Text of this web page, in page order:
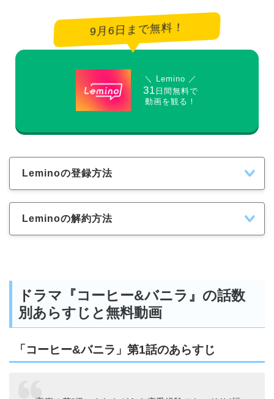
9月6日まで無料！
＼ Lemino ／
31 日間無料で
動画を観る！
Leminoの登録方法
Leminoの解約方法
ドラマ『コーヒー&バニラ』の話数
別あらすじと無料動画
「コーヒー&バニラ」第1話のあらすじ